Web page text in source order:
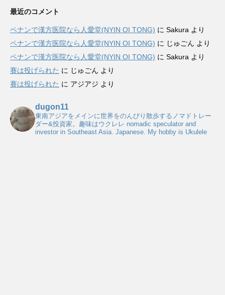
最近のコメント
ペナンで漢方医院なら人愛堂(NYIN OI TONG) に Sakura より
ペナンで漢方医院なら人愛堂(NYIN OI TONG) に じゅごん より
ペナンで漢方医院なら人愛堂(NYIN OI TONG) に Sakura より
賽は投げられた に じゅごん より
賽は投げられた に アジアジ より
dugon11
東南アジアをメインに世界をのんびり散歩するノマドトレー
ダー&投資家。趣味はウクレレ nomadic speculator and
investor in Southeast Asia. Japanese. My hobby is Ukulele